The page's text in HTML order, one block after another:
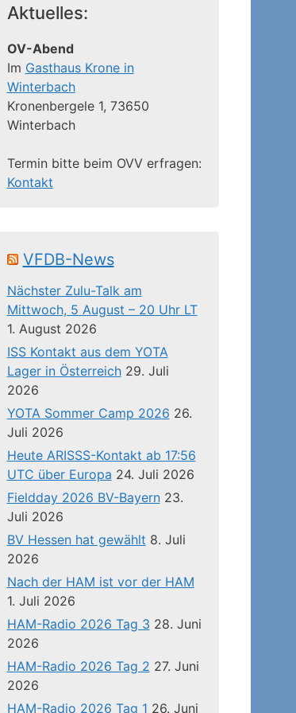
Aktuelles:
OV-Abend
Im Gasthaus Krone in
Winterbach
Kronenbergele 1, 73650
Winterbach
Termin bitte beim OVV erfragen:
Kontakt
VFDB-News
Nächster Zulu-Talk am
Mittwoch, 5 August – 20 Uhr LT
1. August 2026
ISS Kontakt aus dem YOTA
Lager in Österreich 29. Juli
2026
YOTA Sommer Camp 2026 26.
Juli 2026
Heute ARISSS-Kontakt ab 17:56
UTC über Europa 24. Juli 2026
Fieldday 2026 BV-Bayern 23.
Juli 2026
BV Hessen hat gewählt 8. Juli
2026
Nach der HAM ist vor der HAM
1. Juli 2026
HAM-Radio 2026 Tag 3 28. Juni
2026
HAM-Radio 2026 Tag 2 27. Juni
2026
HAM-Radio 2026 Tag 1 26. Juni